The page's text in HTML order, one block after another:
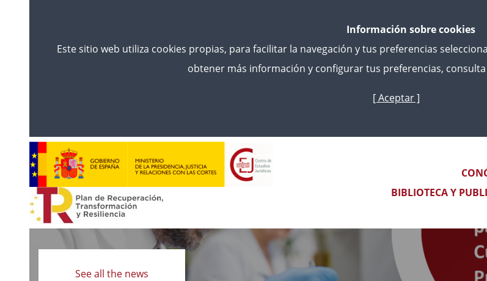
Skip
main
Información sobre cookies
Este sitio web utiliza cookies propias, para facilitar la navegación y tus preferencias
obtener más información y configurar tus preferencias,
[ Aceptar ]
MainBIBLIOTECA Y
Read
more
See all the news